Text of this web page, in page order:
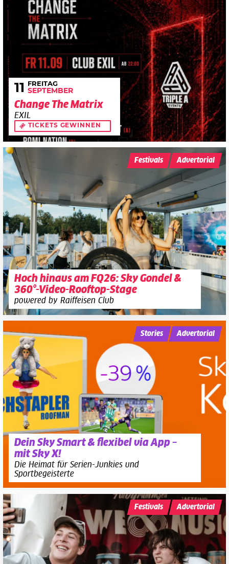
11 FREITAG
SEPTEMBER
Change The Matrix
EXIL
TICKETS GEWINNEN
Hoch hinaus am FQ26: Sky Gondel &
360°-Video-Rooftop-Stage
powered by Raiffeisen Club
Festivals Advertorial
Dein Sky Smart & flexibel via App –
mit Sky X!
Die Heimat für Serien-Junkies und
Sportbegeisterte
Stories Advertorial
Festivals Advertorial